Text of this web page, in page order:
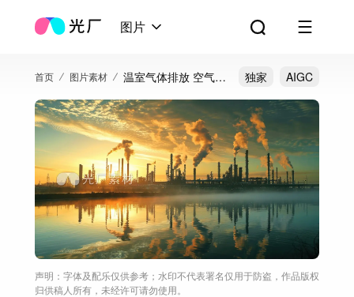
图片
首页 图片素材
温室气体排放 空气污
独家 AIGC
声明：字体及配乐仅供参考；水印不代表署名仅用于防盗，作品版权
归供稿人所有，未经许可请勿使用。